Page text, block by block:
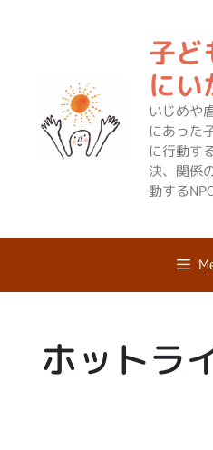
子ど
にい
いじめや
にあった
に行動す
決、関係
動する
ホットラ